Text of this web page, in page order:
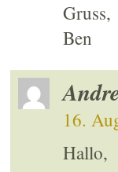
Gruss,
Ben
16.
Hallo,